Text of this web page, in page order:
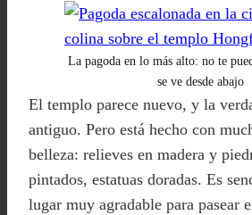
La pagoda en lo más alto: no te
se ve desde abajo
El templo parece nuevo, y la
antiguo. Pero está hecho con
belleza: relieves en madera y
pintados, estatuas doradas. Es
lugar muy agradable para pasear